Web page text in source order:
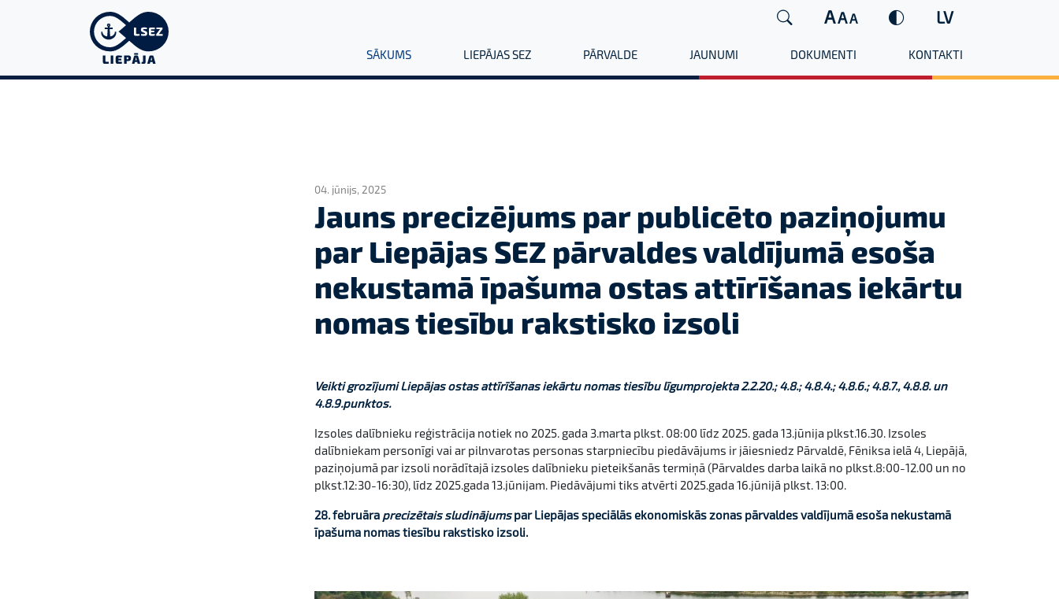
AAA LV
SĀKUMS LIEPĀJAS SEZ PĀRVALDE JAUNUMI DOKUMENTI KONTAKTI
04. jūnijs, 2025
Jauns precizējums par publicēto paziņojumu
par Liepājas SEZ pārvaldes valdījumā esoša
nekustamā īpašuma ostas attīrīšanas iekārtu
nomas tiesību rakstisko izsoli
Veikti grozījumi Liepājas ostas attīrīšanas iekārtu nomas tiesību līgumprojekta 2.2.20.; 4.8.; 4.8.4.; 4.8.6.; 4.8.7., 4.8.8. un
4.8.9.punktos.
Izsoles dalībnieku reģistrācija notiek no 2025. gada 3.marta plkst. 08:00 līdz 2025. gada 13.jūnija plkst.16.30. Izsoles
dalībniekam personīgi vai ar pilnvarotas personas starpniecību piedāvājums ir jāiesniedz Pārvaldē, Fēniksa ielā 4, Liepājā,
paziņojumā par izsoli norādītajā izsoles dalībnieku pieteikšanās termiņā (Pārvaldes darba laikā no plkst.8:00-12.00 un no
plkst.12:30-16:30), līdz 2025.gada 13.jūnijam. Piedāvājumi tiks atvērti 2025.gada 16.jūnijā plkst. 13:00.
28. februāra precizētais sludinājumspar Liepājas speciālās ekonomiskās zonas pārvaldes valdījumā esoša nekustamā
īpašuma nomas tiesību rakstisko izsoli.